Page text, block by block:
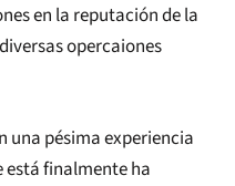
en la reputación de la
opercaiones
una pésima experiencia
está finalmente ha